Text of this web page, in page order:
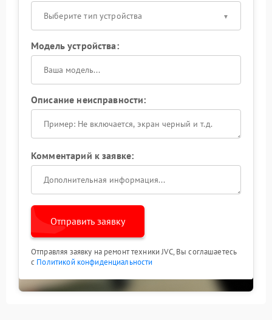
Выберите тип устройства
Модель устройства:
Описание неисправности:
Комментарий к заявке:
Отправить заявку
Отправляя заявку на ремонт техники JVC, Вы соглашаетесь
с Политикой конфиденциальности